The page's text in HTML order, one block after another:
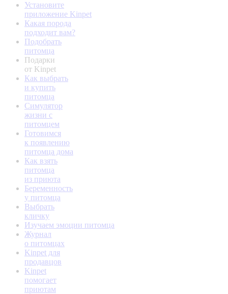
Установите
приложение Kinpet
Какая порода
подходит вам?
Подобрать
питомца
Подарки
от Kinpet
Как выбрать
и купить
питомца
Симулятор
жизни с
питомцем
Готовимся
к появлению
питомца дома
Как взять
питомца
из приюта
Беременность
у питомца
Выбрать
кличку
Изучаем эмоции питомца
Журнал
о питомцах
Kinpet для
продавцов
Kinpet
помогает
приютам